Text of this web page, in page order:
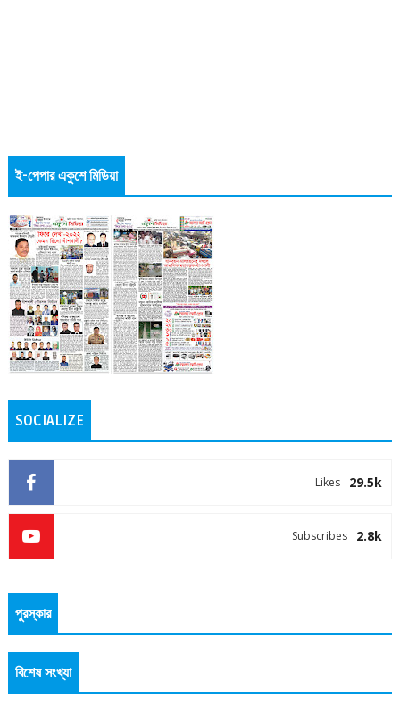
ই-পেপার একুশে মিডিয়া
SOCIALIZE
29.5k
Likes
2.8k
Subscribes
পুরস্কার
বিশেষ সংখ্যা